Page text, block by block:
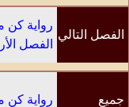
الفصل التالي
رواية كن
الفصل
جميع رواية كن